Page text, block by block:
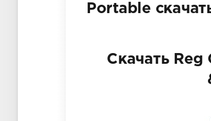
Portable
Скачать Reg